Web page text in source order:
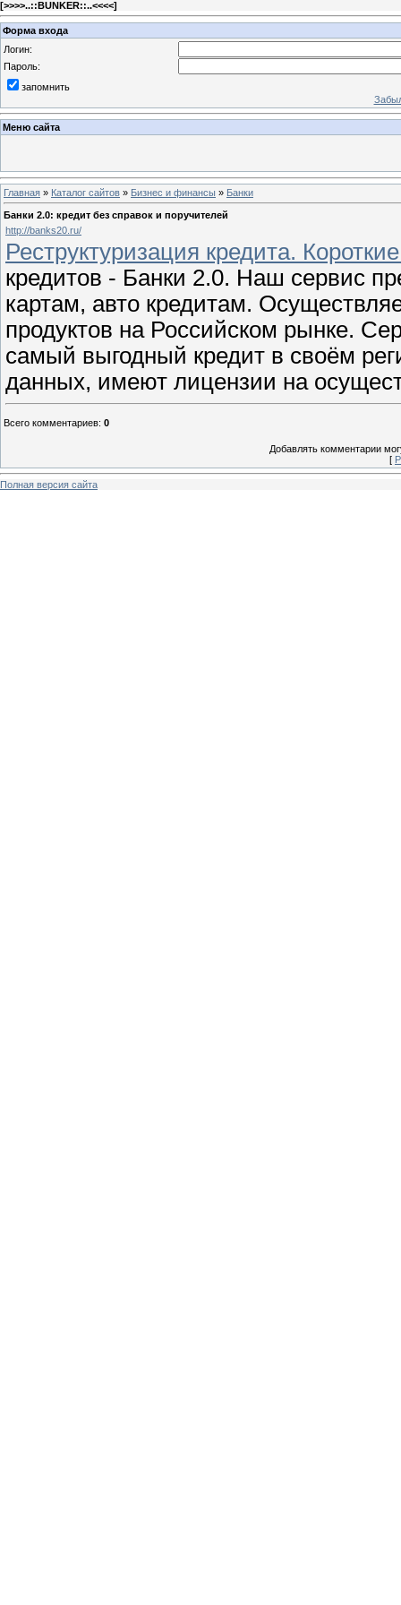
[>>>>..::BUNKER::..<<<<]
Форма входа
Логин:
Пароль:
запомнить
Меню сайта
Главная » Каталог сайтов » Бизнес и финансы » Банки
Банки 2.0: кредит без справок и поручителей
http://banks20.ru/
Реструктуризация кредита.
кредитов - Банки 2.0. Наш сервис
картам, авто кредитам.
продуктов на Российском рынке.
самый выгодный кредит в своём
данных, имеют лицензии на
Всего комментариев: 0
Добавлять комментарии
[
Полная версия сайта